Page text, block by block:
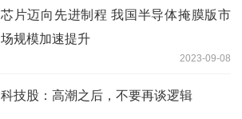
芯片迈向先进制程 我国半导体掩膜版市
场规模加速提升
2023-09-08
科技股：高潮之后，不要再谈逻辑